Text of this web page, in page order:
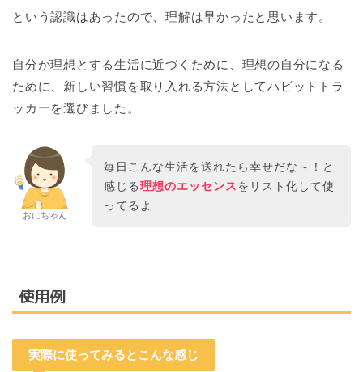
という認識はあったので、理解は早かったと思います。
自分が理想とする生活に近づくために、理想の自分になる
ために、新しい習慣を取り入れる方法としてハビットトラ
ッカーを選びました。
おにちゃん
毎日こんな生活を送れたら幸せだな～！と
感じる理想のエッセンスをリスト化して使
ってるよ
使用例
実際に使ってみるとこんな感じ